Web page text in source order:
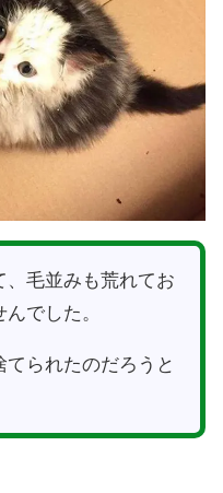
毛並みも荒れてお
でした。
られたのだろうと